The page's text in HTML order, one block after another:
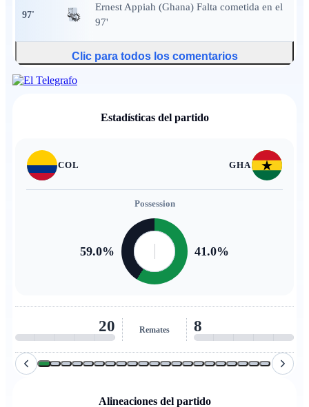
Alineaciones del partido
97'
Ernest Appiah (Ghana) Falta cometida en el
97'
Clic para todos los comentarios
Estadísticas del partido
COL GHA
Possession
59.0% 41.0%
11 Remates al arco 5